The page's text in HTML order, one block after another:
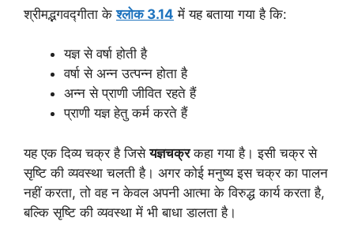
श्रीमद्भगवद्गीता केश्लोक 3.14 में यह बताया गया है कि:
यज्ञ से वर्षा होती है
वर्षा से अन्न उत्पन्न होता है
अन्न से प्राणी जीवित रहते हैं
प्राणी यज्ञ हेतु कर्म करते हैं
यह एक दिव्य चक्र है जिसेयज्ञचक्रकहा गया है। इसी चक्र से
सृष्टि की व्यवस्था चलती है। अगर कोई मनुष्य इस चक्र का पालन
नहीं करता, तो वह न केवल अपनी आत्मा के विरुद्ध कार्य करता है,
बल्कि सृष्टि की व्यवस्था में भी बाधा डालता है।